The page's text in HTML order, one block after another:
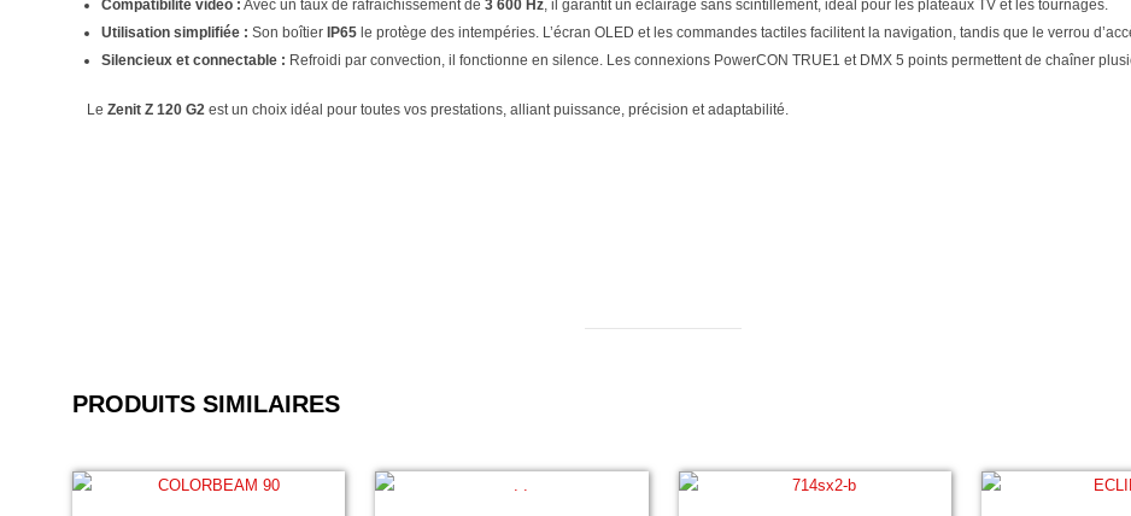
Compatibilité vidéo : Avec un taux de rafraîchissement de3 600 Hz, il garantit un éclairage sans scintillement, idéal pour les plateaux TV et les tournages.
Utilisation simplifiée : Son boîtierIP65 le protège des intempéries. L’écran OLED et les commandes tactiles facilitent la navigation, tandis que le verrou
Silencieux et connectable : Refroidi par convection, il fonctionne en silence. Les connexions PowerCON TRUE1 et DMX 5 points permettent de chaîner
Le Zenit Z 120 G2 est un choix idéal pour toutes vos prestations, alliant puissance, précision et adaptabilité.
PRODUITS SIMILAIRES